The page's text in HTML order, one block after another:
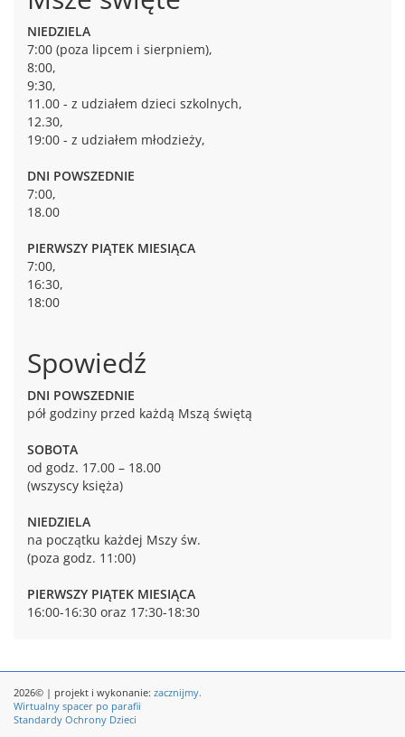
NIEDZIELA
7:00 (poza lipcem i sierpniem),
8:00,
9:30,
11.00 - z udziałem dzieci szkolnych,
12.30,
19:00 - z udziałem młodzieży,
DNI POWSZEDNIE
7:00,
18.00
PIERWSZY PIĄTEK MIESIĄCA
7:00,
16:30,
18:00
Spowiedź
DNI POWSZEDNIE
pół godziny przed każdą Mszą świętą
SOBOTA
od godz. 17.00 – 18.00
(wszyscy księża)
NIEDZIELA
na początku każdej Mszy św.
(poza godz. 11:00)
PIERWSZY PIĄTEK MIESIĄCA
16:00-16:30 oraz 17:30-18:30
2026© | projekt i wykonanie: zacznijmy.
Wirtualny spacer po parafii
Standardy Ochrony Dzieci